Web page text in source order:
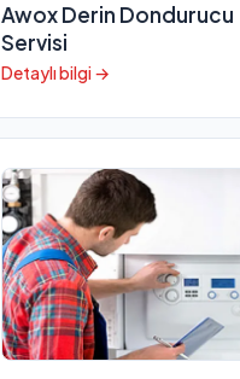
Awox Derin Dondurucu
Servisi
Detaylı bilgi →